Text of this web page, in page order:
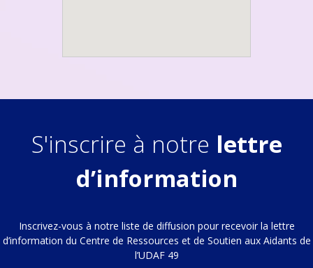
S'inscrire à notre lettre
d’information
Inscrivez-vous à notre liste de diffusion pour recevoir la lettre
d’information du Centre de Ressources et de Soutien aux Aidants de
l’UDAF 49